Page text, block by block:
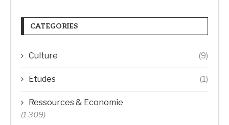
CATEGORIES
Culture (9)
Etudes (1)
Ressources & Economie
(1 309)